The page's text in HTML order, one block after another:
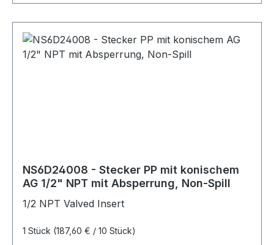
NS6D24008 - Stecker PP mit konischem
AG 1/2" NPT mit Absperrung, Non-Spill
1/2 NPT Valved Insert
1 Stück (187,60 € / 10 Stück)